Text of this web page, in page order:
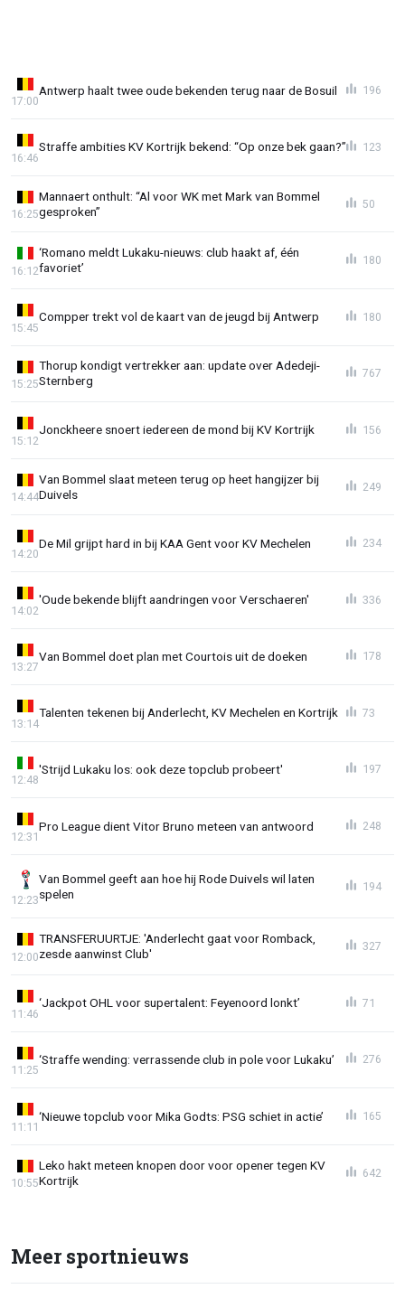
Antwerp haalt twee oude bekenden terug naar de Bosuil
17:00
196
Straffe ambities KV Kortrijk bekend: “Op onze bek gaan?”
16:46
123
Mannaert onthult: “Al voor WK met Mark van Bommel
gesproken”
16:25
50
‘Romano meldt Lukaku-nieuws: club haakt af, één
favoriet’
16:12
180
Compper trekt vol de kaart van de jeugd bij Antwerp
15:45
180
Thorup kondigt vertrekker aan: update over Adedeji-
Sternberg
15:25
767
Jonckheere snoert iedereen de mond bij KV Kortrijk
15:12
156
Van Bommel slaat meteen terug op heet hangijzer bij
Duivels
14:44
249
De Mil grijpt hard in bij KAA Gent voor KV Mechelen
14:20
234
'Oude bekende blijft aandringen voor Verschaeren'
14:02
336
Van Bommel doet plan met Courtois uit de doeken
13:27
178
Talenten tekenen bij Anderlecht, KV Mechelen en Kortrijk
13:14
73
'Strijd Lukaku los: ook deze topclub probeert'
12:48
197
Pro League dient Vitor Bruno meteen van antwoord
12:31
248
Van Bommel geeft aan hoe hij Rode Duivels wil laten
spelen
12:23
194
TRANSFERUURTJE: 'Anderlecht gaat voor Romback,
zesde aanwinst Club'
12:00
327
‘Jackpot OHL voor supertalent: Feyenoord lonkt’
11:46
71
‘Straffe wending: verrassende club in pole voor Lukaku’
11:25
276
‘Nieuwe topclub voor Mika Godts: PSG schiet in actie’
11:11
165
Leko hakt meteen knopen door voor opener tegen KV
Kortrijk
10:55
642
Meer sportnieuws